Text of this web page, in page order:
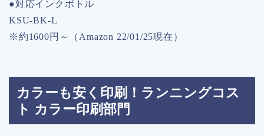
●対応インクボトル
KSU-BK-L
※約1600円～（Amazon 22/01/25現在）
カラーも安く印刷！ランニングコス
ト カラー印刷部門